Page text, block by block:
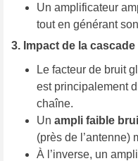
Un amplificateur
tout en générant
3. Impact de la
Le facteur de bruit
est principalement
chaîne.
Un ampli faible
(près de l’antenne)
À l’inverse, un